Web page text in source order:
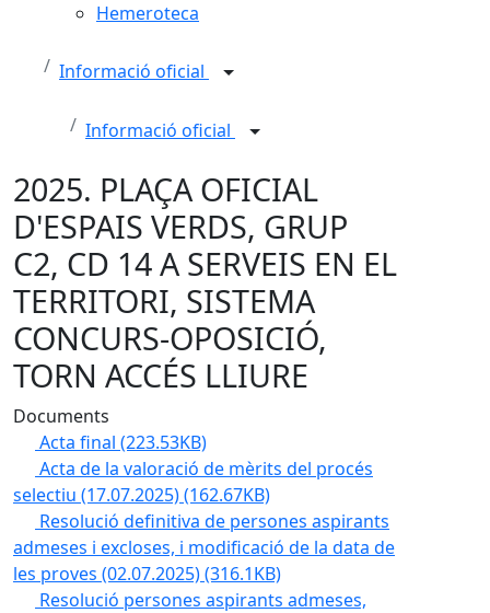
Hemeroteca
Informació oficial
Informació oficial
2025. PLAÇA OFICIAL
D'ESPAIS VERDS, GRUP
C2, CD 14 A SERVEIS EN EL
TERRITORI, SISTEMA
CONCURS-OPOSICIÓ,
TORN ACCÉS LLIURE
Documents
Acta final (223.53KB)
Acta de la valoració de mèrits del procés
selectiu (17.07.2025)(162.67KB)
Resolució definitiva de persones aspirants
admeses i excloses, i modificació de la data de
les proves (02.07.2025)(316.1KB)
Resolució persones aspirants admeses,